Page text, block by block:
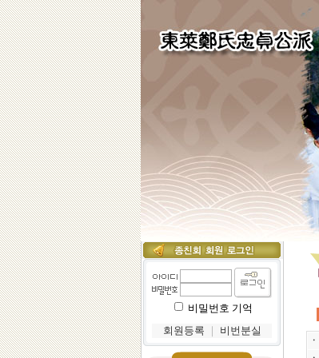
비밀번호 기억
회원등록
비번분실
ㆍ